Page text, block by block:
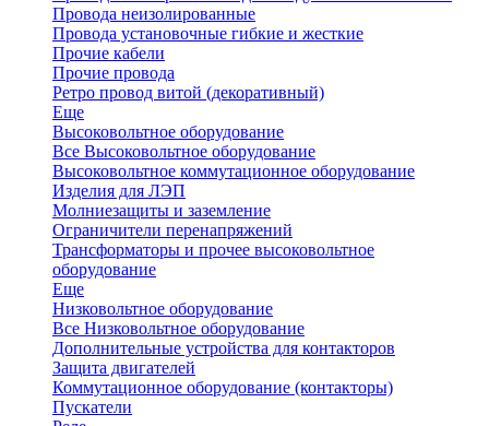
Провода неизолированные
Провода установочные гибкие и жесткие
Прочие кабели
Прочие провода
Ретро провод витой (декоративный)
Еще
Высоковольтное оборудование
Все Высоковольтное оборудование
Высоковольтное коммутационное оборудование
Изделия для ЛЭП
Молниезащиты и заземление
Ограничители перенапряжений
Трансформаторы и прочее высоковольтное
оборудование
Еще
Низковольтное оборудование
Все Низковольтное оборудование
Дополнительные устройства для контакторов
Защита двигателей
Коммутационное оборудование (контакторы)
Пускатели